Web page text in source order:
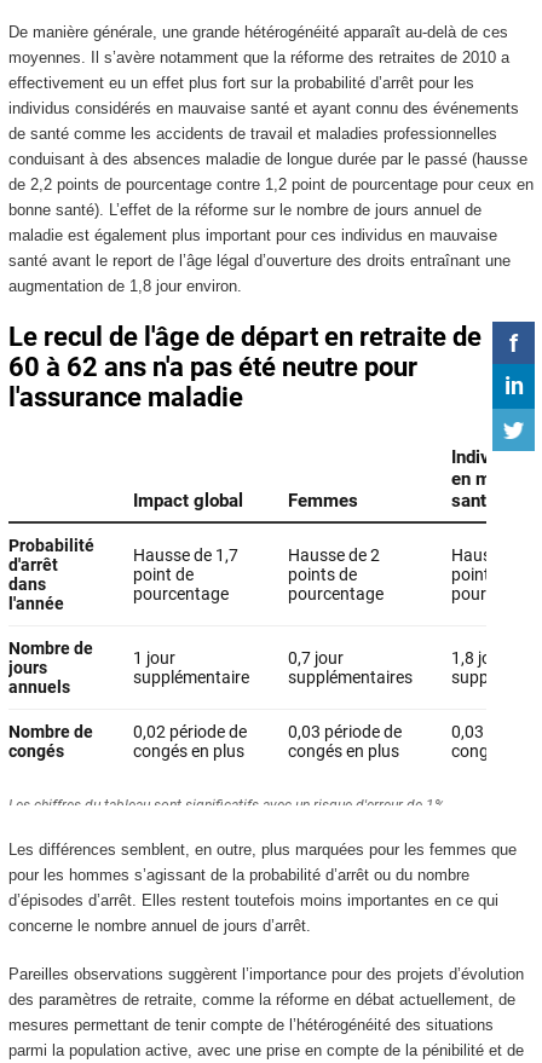
De manière générale, une grande hétérogénéité apparaît au-delà de ces
moyennes. Il s’avère notamment que la réforme des retraites de 2010 a
effectivement eu un effet plus fort sur la probabilité d’arrêt pour les
individus considérés en mauvaise santé et ayant connu des événements
de santé comme les accidents de travail et maladies professionnelles
conduisant à des absences maladie de longue durée par le passé (hausse
de 2,2 points de pourcentage contre 1,2 point de pourcentage pour ceux en
bonne santé). L’effet de la réforme sur le nombre de jours annuel de
maladie est également plus important pour ces individus en mauvaise
santé avant le report de l’âge légal d’ouverture des droits entraînant une
augmentation de 1,8 jour environ.
Les différences semblent, en outre, plus marquées pour les femmes que
pour les hommes s’agissant de la probabilité d’arrêt ou du nombre
d’épisodes d’arrêt. Elles restent toutefois moins importantes en ce qui
concerne le nombre annuel de jours d’arrêt.
Pareilles observations suggèrent l’importance pour des projets d’évolution
des paramètres de retraite, comme la réforme en débat actuellement, de
mesures permettant de tenir compte de l’hétérogénéité des situations
parmi la population active, avec une prise en compte de la pénibilité et de